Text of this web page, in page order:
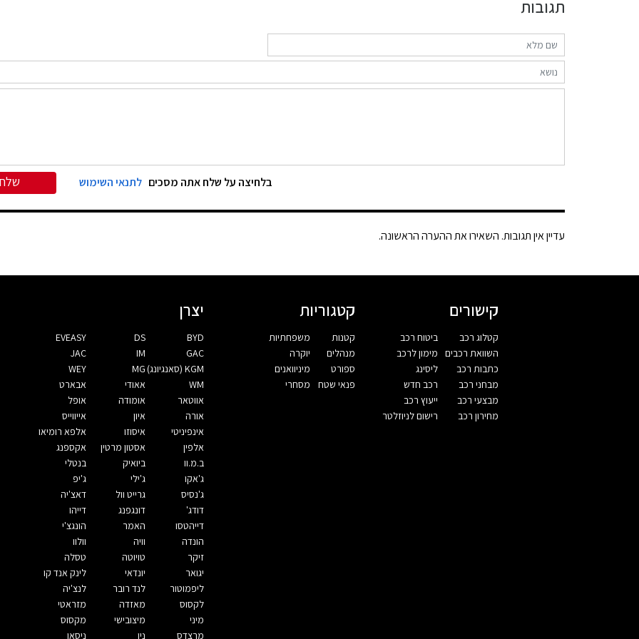
תגובות
בלחיצה על שלח אתה מסכים לתנאי השימוש
עדיין אין תגובות. השאירו את ההערה הראשונה.
קישורים
קטלוג רכב
השוואת רכבים
כתבות רכב
מבחני רכב
מבצעי רכב
מחירון רכב
ביטוח רכב
מימון לרכב
ליסינג
רכב חדש
ייעוץ רכב
רישום לניוזלטר
קטגוריות
קטנות
מנהלים
ספורט
פנאי שטח
משפחתיות
יוקרה
מיניוואנים
מסחרי
יצרן
BYD
DS
EVEASY
GAC
IM
JAC
KGM (סאנגיונג)
MG
WEY
WM
אאודי
אבארט
אווטאר
אומודה
אופל
אורה
איון
אייווייס
אינפיניטי
איסוזו
אלפא רומיאו
אלפין
אסטון מרטין
אקספנג
ב.מ.וו
ביואיק
בנטלי
ג'אקו
ג'ילי
ג'יפ
ג'נסיס
גרייט וול
דאצ'יה
דודג'
דונגפנג
דייהו
דייהטסו
האמר
הונגצ'י
הונדה
וויה
וולוו
זיקר
טויוטה
טסלה
יגואר
יונדאי
לינק אנד קו
ליפמוטור
לנד רובר
לנצ'יה
לקסוס
מאזדה
מזראטי
מיני
מיצובישי
מקסוס
מרצדס
ניו ניסאן